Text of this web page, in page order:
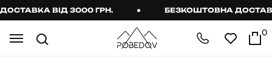
ВІД 3000 ГРН. БЕЗКОШТОВНА ДОСТАВКА
0